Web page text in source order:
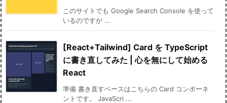
このサイトでも Google Search Console を使って
いるのですが ...
[React+Tailwind] Card を TypeScript
に書き直してみた | 心を無にして始める
React
準備 書き直すベースはこちらの Card コンポーネ
ントです。 JavaScri ...